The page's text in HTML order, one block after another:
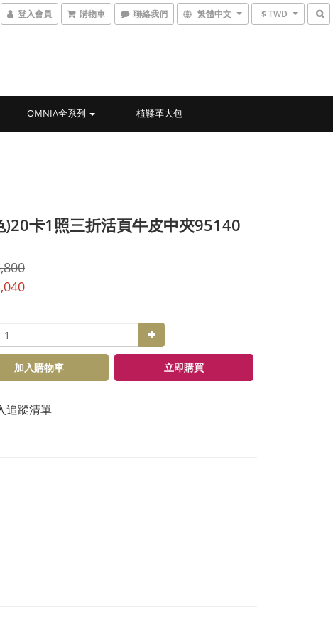
登入會員 購物車 聯絡我們 繁體中文 $ TWD
OMNIA全系列 植鞣革大包
)20卡1照三折活頁牛皮中夾95140
加入購物車 立即購買
追蹤清單